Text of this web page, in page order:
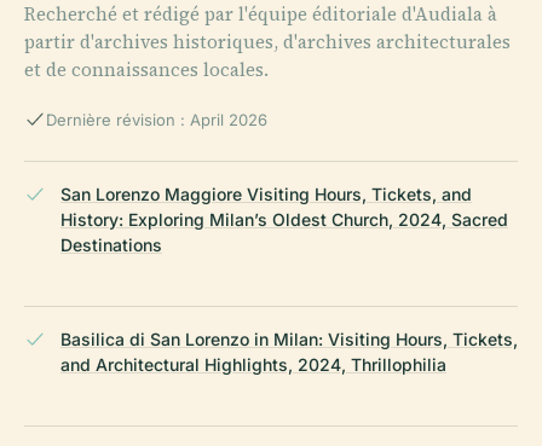
Recherché et rédigé par l'équipe éditoriale d'Audiala à
partir d'archives historiques, d'archives architecturales
et de connaissances locales.
Dernière révision : April 2026
San Lorenzo Maggiore Visiting Hours, Tickets, and
History: Exploring Milan’s Oldest Church, 2024, Sacred
Destinations
Basilica di San Lorenzo in Milan: Visiting Hours, Tickets,
and Architectural Highlights, 2024, Thrillophilia